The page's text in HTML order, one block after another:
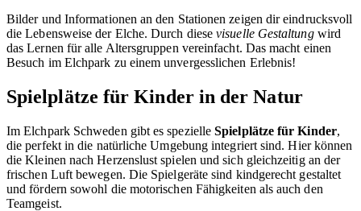
Bilder und Informationen an den Stationen zeigen dir eindrucksvoll
die Lebensweise der Elche. Durch diesevisuelle Gestaltungwird
das Lernen für alle Altersgruppen vereinfacht. Das macht einen
Besuch im Elchpark zu einem unvergesslichen Erlebnis!
Spielplätze für Kinder in der Natur
Im Elchpark Schweden gibt es spezielleSpielplätze für Kinder,
die perfekt in die natürliche Umgebung integriert sind. Hier können
die Kleinen nach Herzenslust spielen und sich gleichzeitig an der
frischen Luft bewegen. Die Spielgeräte sind kindgerecht gestaltet
und fördern sowohl die motorischen Fähigkeiten als auch den
Teamgeist.